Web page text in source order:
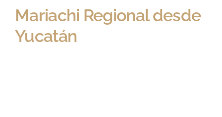
Mariachi Regional desde
Yucatán